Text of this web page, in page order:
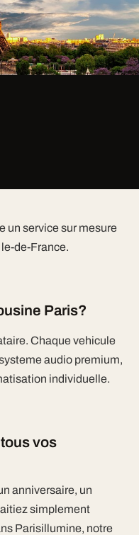
un service sur mesure
de-France.
Paris?
Chaque vehicule
audio premium,
individuelle.
vos
anniversaire, un
simplement
Parisillumine, notre